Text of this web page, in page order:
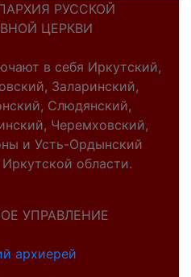
РУССКОЙ
ЦЕРКВИ
в себя Иркутский,
Заларинский,
Слюдянский,
Черемховский,
и Усть-Ордынский
области.
УПРАВЛЕНИЕ
архиерей